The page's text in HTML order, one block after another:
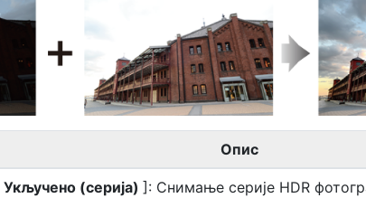
Опис
Укључено (серија) ]: Снимање серије HDR